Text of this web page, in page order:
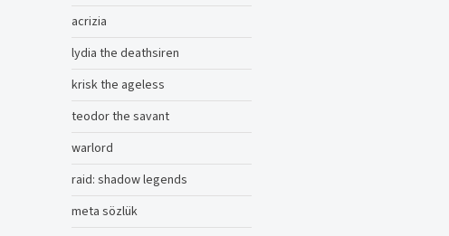
acrizia
lydia the deathsiren
krisk the ageless
teodor the savant
warlord
raid: shadow legends
meta sözlük